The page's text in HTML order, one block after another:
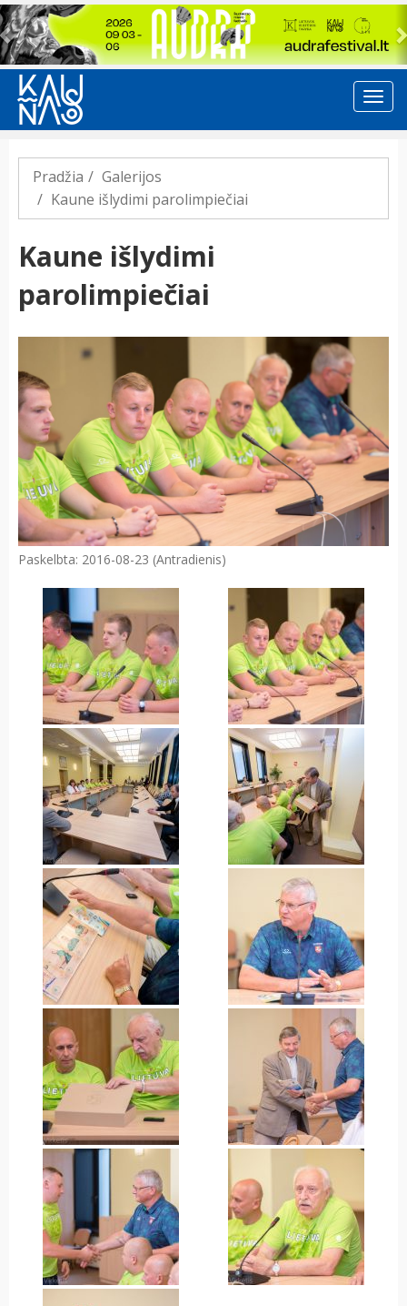
Previous
Pradžia
Galerijos
Kaune išlydimi parolimpiečiai
Kaune išlydimi
parolimpiečiai
Paskelbta: 2016-08-23 (Antradienis)